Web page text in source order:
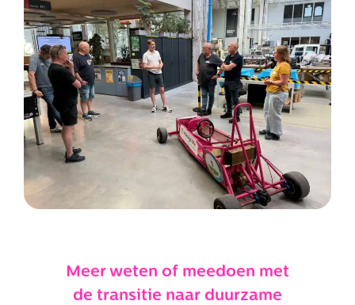
Meer weten of meedoen met
de transitie naar duurzame